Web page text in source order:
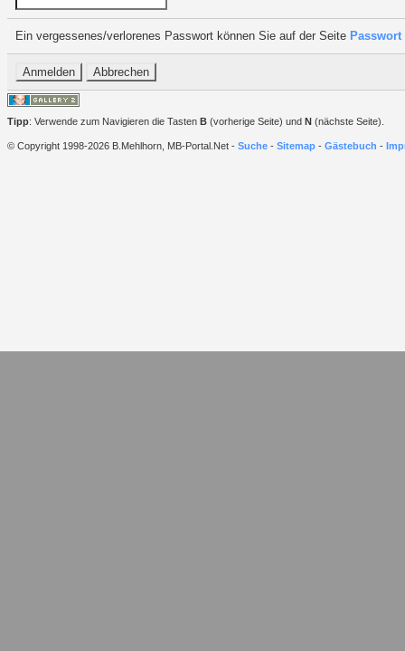
Ein vergessenes/verlorenes Passwort können Sie auf der Seite
Tipp: Verwende zum Navigieren die Tasten B (vorherige Seite) und N (nächste Seite).
© Copyright 1998-2026 B.Mehlhorn, MB-Portal.Net - Suche - Sitemap - Gästebuch -